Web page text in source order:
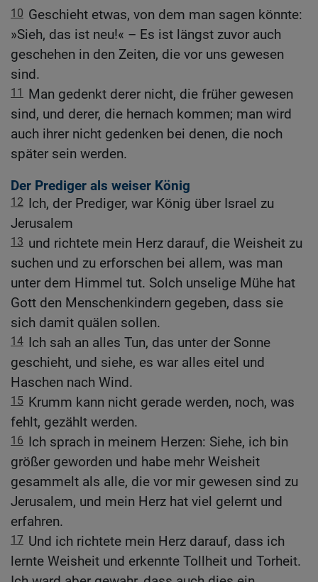
10 Geschieht etwas, von dem man sagen könnte:
»Sieh, das ist neu!« – Es ist längst zuvor auch
geschehen in den Zeiten, die vor uns gewesen
sind.
11
Man gedenkt derer nicht, die früher gewesen
sind, und derer, die hernach kommen; man wird
auch ihrer nicht gedenken bei denen, die noch
später sein werden.
Der Prediger als weiser König
12 Ich, der Prediger, war König über Israel zu
Jerusalem
13 und richtete mein Herz darauf, die Weisheit zu
suchen und zu erforschen bei allem, was man
unter dem Himmel tut. Solch unselige Mühe hat
Gott den Menschenkindern gegeben, dass sie
sich damit quälen sollen.
14 Ich sah an alles Tun, das unter der Sonne
geschieht, und siehe, es war alles eitel und
Haschen nach Wind.
15 Krumm kann nicht gerade werden, noch, was
fehlt, gezählt werden.
16 Ich sprach in meinem Herzen: Siehe, ich bin
größer geworden und habe mehr Weisheit
gesammelt als alle, die vor mir gewesen sind zu
Jerusalem, und mein Herz hat viel gelernt und
erfahren.
17 Und ich richtete mein Herz darauf, dass ich
lernte Weisheit und erkennte Tollheit und Torheit.